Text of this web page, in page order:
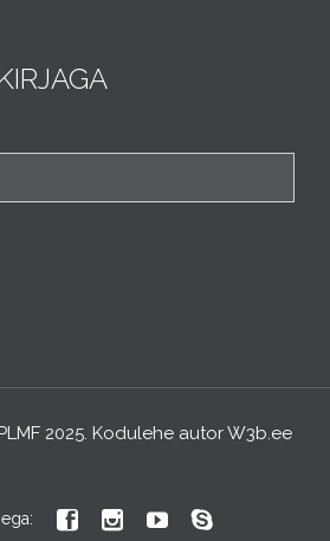
2025. Kodulehe autorW3b.ee
   